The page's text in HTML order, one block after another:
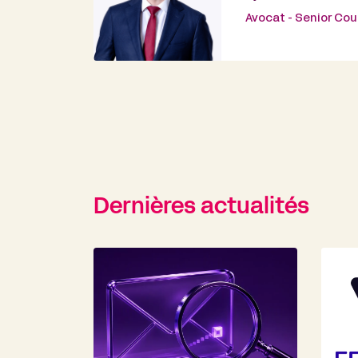
Avocat - Senior
Dernières actualités